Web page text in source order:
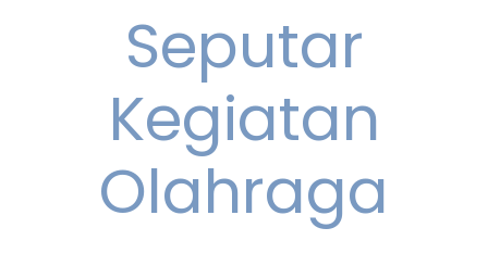
Seputar
Kegiatan
Olahraga